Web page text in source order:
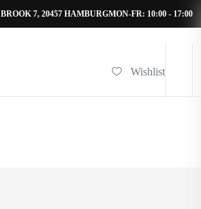
BROOK 7, 20457 HAMBURGMON-FR: 10:00 - 17:00
Wishlist